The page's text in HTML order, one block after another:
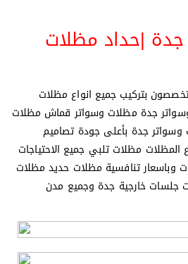
|حداد مظلات
بتركيب جميع انواع مظلات
جدة مظلات وسواتر قماش مظلات
جدة بأعلى جودة تصاميم
المظلات مظلات تلبي جميع الاحتياجات
تنافسية مظلات حديد مظلات
خارجية جدة وجميع مدن